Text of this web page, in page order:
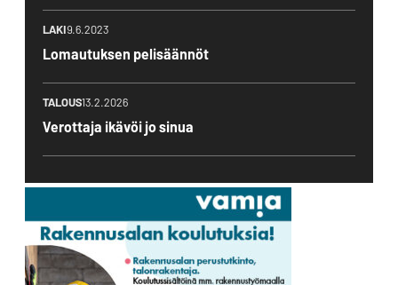
LAKI9.6.2023
Lomautuksen pelisäännöt
TALOUS13.2.2026
Verottaja ikävöi jo sinua